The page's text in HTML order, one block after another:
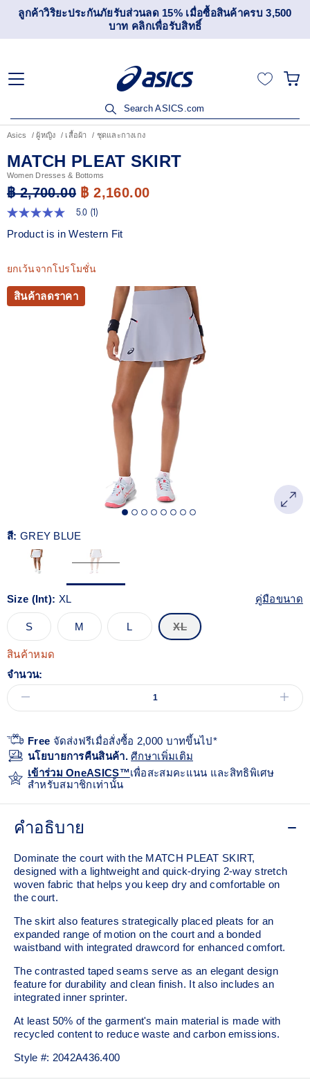
ลูกค้าวิริยะประกันภัยรับส่วนลด 15% เมื่อซื้อสินค้าครบ 3,500
บาท คลิกเพื่อรับสิทธิ์
Search ASICS.com
Asics ผู้หญิง เสื้อผ้า ชุดและกางเกง
MATCH PLEAT SKIRT
Women Dresses & Bottoms
฿ 2,700.00 ฿ 2,160.00
5.0
จาก
5
คะแนน
เฉลี่ย
Read
1
5.0 (1)
Product is in Western Fit
ยกเว้นจากโปรโมชั่น
สินค้าลดราคา
สี: GREY BLUE
Size (Int): XL คู่มือขนาด
S M L XL
สินค้าหมด
จำนวน:
Free จัดส่งฟรีเมื่อสั่งซื้อ 2,000 บาทขึ้นไป*
นโยบายการคืนสินค้า.ศีกษาเพิ่มเติม
เข้าร่วม OneASICS™เพื่อสะสมคะแนน และสิทธิพิเศษ
สำหรับสมาชิกเท่านั้น
คำอธิบาย
Dominate the court with the MATCH PLEAT SKIRT,
designed with a lightweight and quick-drying 2-way stretch
woven fabric that helps you keep dry and comfortable on
the court.
The skirt also features strategically placed pleats for an
expanded range of motion on the court and a bonded
waistband with integrated drawcord for enhanced comfort.
The contrasted taped seams serve as an elegant design
feature for durability and clean finish. It also includes an
integrated inner sprinter.
At least 50% of the garment's main material is made with
recycled content to reduce waste and carbon emissions.
Style #: 2042A436.400